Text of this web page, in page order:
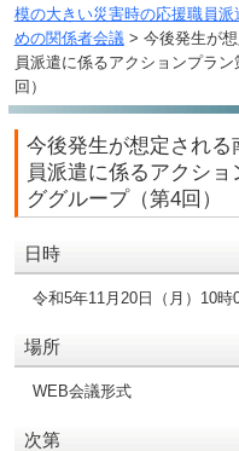
模の大きい災害時の応援職員
めの関係者会議> 今後発生が想
員派遣に係るアクションプラ
回）
今後発生が想定され
員派遣に係るアクシ
ググループ（第4回）
日時
令和5年11月20日（月）10時
場所
WEB会議形式
次第